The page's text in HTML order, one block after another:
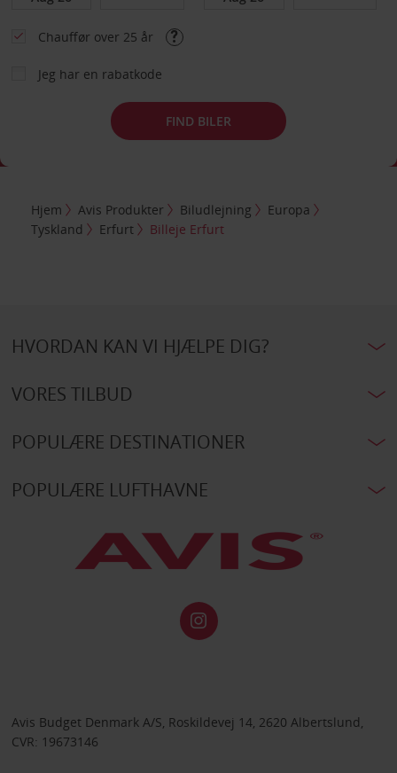
Chauffør over 25 år
Jeg har en rabatkode
FIND BILER
Hjem Avis Produkter Biludlejning
Europa
Tyskland
Erfurt Billeje Erfurt
HVORDAN KAN VI HJÆLPE DIG?
VORES TILBUD
POPULÆRE DESTINATIONER
POPULÆRE LUFTHAVNE
Avis Budget Denmark A/S, Roskildevej 14, 2620 Albertslund,
CVR: 19673146